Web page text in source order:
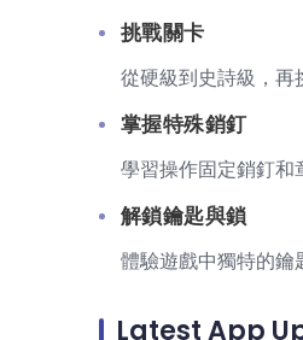
挑戰關卡
從硬級到史詩級，再
掌握特殊銷釘
學習操作固定銷釘和
解鎖鑰匙與鎖
體驗遊戲中獨特的鑰
Latest App